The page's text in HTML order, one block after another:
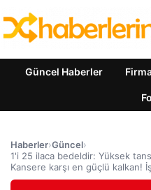
Güncel Haberler
Haberler›Güncel›
1'i 25 ilaca bedeldir: Yüksek
Kansere karşı en güçlü kalkan!